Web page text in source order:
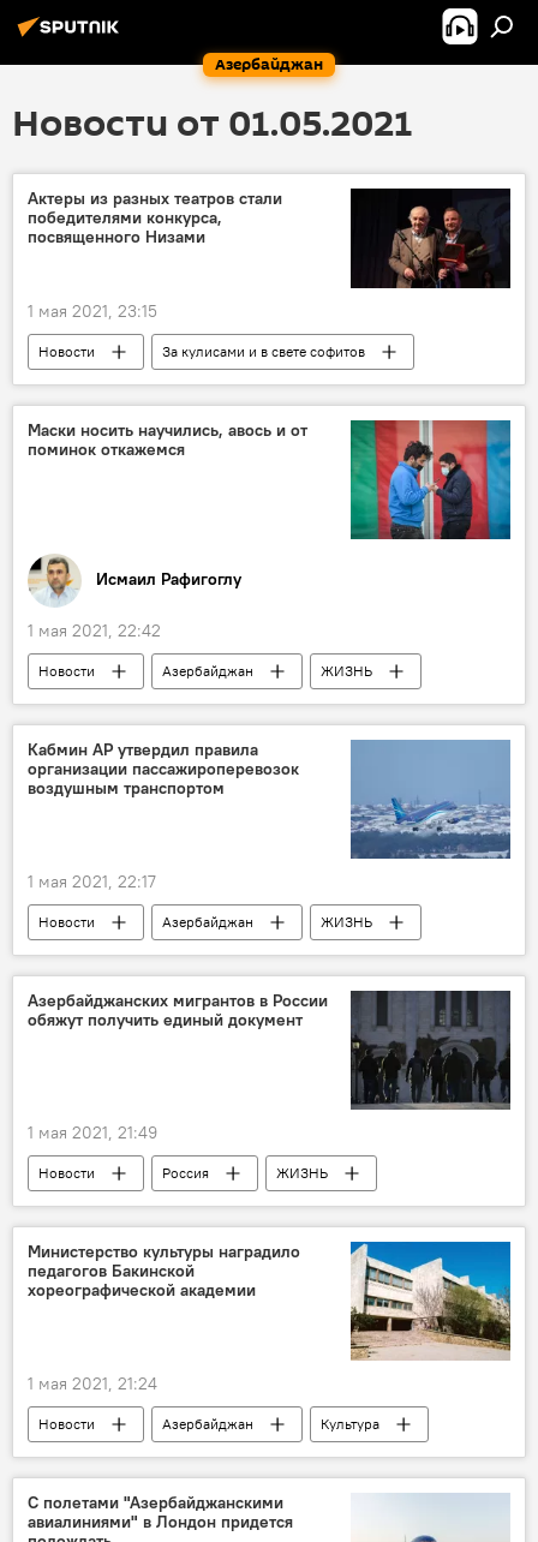
Азербайджан
Новости от 01.05.2021
Актеры из разных театров стали
победителями конкурса,
посвященного Низами
1 мая 2021, 23:15
Новости
За кулисами и в свете софитов
Азербайджан
Культура
ЖИЗНЬ
Низами Гянджеви
конкурс
чтение
Победители
Маски носить научились, авось и от
поминок откажемся
Исмаил Рафигоглу
1 мая 2021, 22:42
Новости Азербайджан
ЖИЗНЬ
Колумнисты
Поминки
Коронавирус
Кабмин АР утвердил правила
организации пассажироперевозок
воздушным транспортом
1 мая 2021, 22:17
Новости Азербайджан
ЖИЗНЬ
Новости мира
Экономика
Кабинет министров АР
Пассажироперевозки
авиалинии
Азербайджанских мигрантов в России
обяжут получить единый документ
1 мая 2021, 21:49
Новости Россия
ЖИЗНЬ
ТЕХНОЛОГИИ
Россия
мигранты
документ
Министерство культуры наградило
педагогов Бакинской
хореографической академии
1 мая 2021, 21:24
Новости Азербайджан
Культура
ЖИЗНЬ
Бакинская хореографическая академия
Министерство культуры АР
Награждение
С полетами "Азербайджанскими
авиалиниями" в Лондон придется